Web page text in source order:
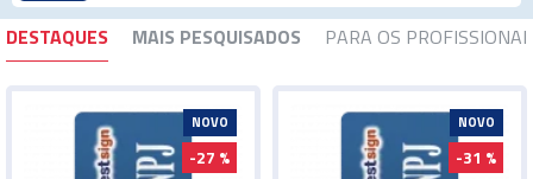
DESTAQUES MAIS PESQUISADOS PARA OS
NOVO
-27 %
NOVO
-31 %